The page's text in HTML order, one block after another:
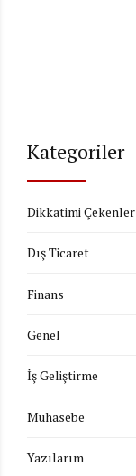
Kategoriler
Dikkatimi Çekenler
Dış Ticaret
Finans
Genel
İş Geliştirme
Muhasebe
Yazılarım